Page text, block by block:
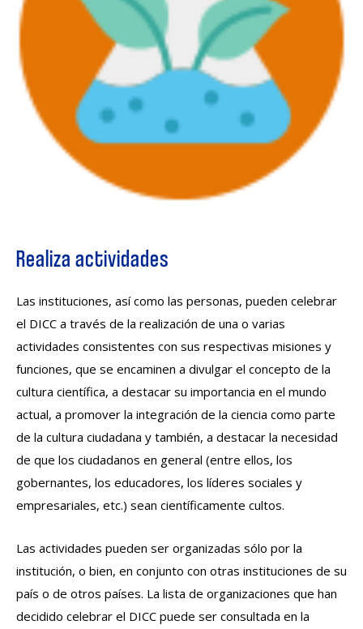
Realiza actividades
Las instituciones, así como las personas, pueden celebrar
el DICC a través de la realización de una o varias
actividades consistentes con sus respectivas misiones y
funciones, que se encaminen a divulgar el concepto de la
cultura científica, a destacar su importancia en el mundo
actual, a promover la integración de la ciencia como parte
de la cultura ciudadana y también, a destacar la necesidad
de que los ciudadanos en general (entre ellos, los
gobernantes, los educadores, los líderes sociales y
empresariales, etc.) sean científicamente cultos.
Las actividades pueden ser organizadas sólo por la
institución, o bien, en conjunto con otras instituciones de su
país o de otros países. La lista de organizaciones que han
decidido celebrar el DICC puede ser consultada en la